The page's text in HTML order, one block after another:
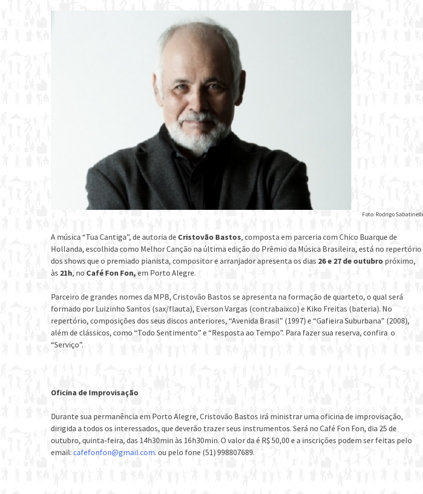
Foto: Rodrigo Sabatinelli
A música “Tua Cantiga”, de autoria de Cristovão Bastos, composta em parceria com Chico Buarque de
Hollanda, escolhida como Melhor Canção na última edição do Prêmio da Música Brasileira, está no repertório
dos shows que o premiado pianista, compositor e arranjador apresenta os dias 26 e 27 de outubro próximo,
às 21h, no Café Fon Fon, em Porto Alegre.
Parceiro de grandes nomes da MPB, Cristovão Bastos se apresenta na formação de quarteto, o qual será
formado por Luizinho Santos (sax/flauta), Everson Vargas (contrabaixco) e Kiko Freitas (bateria). No
repertório, composições dos seus discos anteriores, “Avenida Brasil” (1997) e “Gafieira Suburbana” (2008),
além de clássicos, como “Todo Sentimento” e “Resposta ao Tempo”. Para fazer sua reserva, confira o
“Serviço”.
Oficina de Improvisação
Durante sua permanência em Porto Alegre, Cristovão Bastos irá ministrar uma oficina de improvisação,
dirigida a todos os interessados, que deverão trazer seus instrumentos. Será no Café Fon Fon, dia 25 de
outubro, quinta-feira, das 14h30min às 16h30min. O valor da é R$ 50,00 e a inscrições podem ser feitas pelo
email: cafefonfon@gmail.com. ou pelo fone (51) 998807689.